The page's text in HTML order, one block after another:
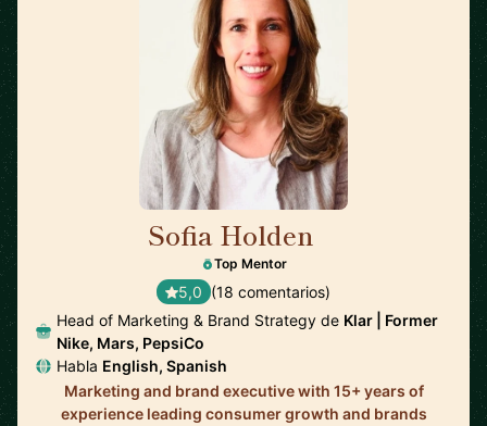
Sofia Holden
Top Mentor
5,0 (18 comentarios)
Head of Marketing & Brand Strategy de Klar | Former
Nike, Mars, PepsiCo
Habla English, Spanish
Marketing and brand executive with 15+ years of
experience leading consumer growth and brands